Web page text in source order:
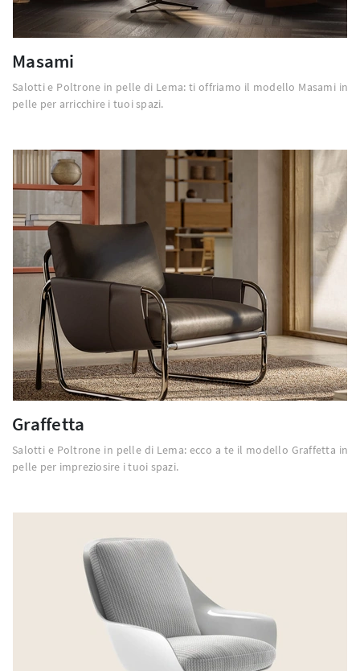
Masami
Salotti e Poltrone in pelle di Lema: ti offriamo il modello Masami in
pelle per arricchire i tuoi spazi.
Graffetta
Salotti e Poltrone in pelle di Lema: ecco a te il modello Graffetta in
pelle per impreziosire i tuoi spazi.